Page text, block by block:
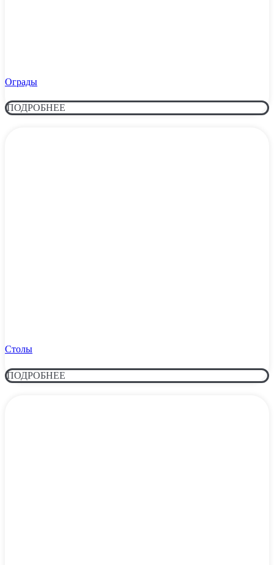
Ограды
ПОДРОБНЕЕ
Столы
ПОДРОБНЕЕ